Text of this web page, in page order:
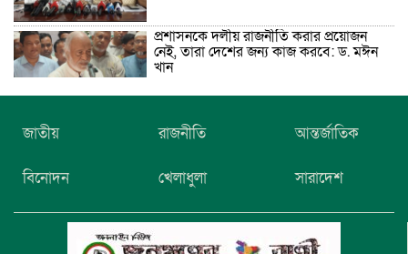
প্রশাসনকে দলীয় রাজনীতি করার প্রয়োজন
নেই, তারা দেশের জন্য কাজ করবে: ড. মঈন
খান
নিখোঁজের তিনদিন পর মাইক্রোবাস চালকের
মরদেহ উদ্ধার
উচ্চ বিদ্যালয়ের ৮১তম বার্ষিক ক্রীড়া
জাতীয় রাজনীতি আন্তর্জাতিক
বিনোদন খেলাধুলা সারাদেশ